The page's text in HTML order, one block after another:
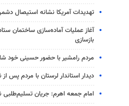
تهدیدات آمریکا نشانه استیصال
آغاز عملیات آماده‌سازی ساختمان
بازسازی
مردم رامشیر با حضور حسینی خود
دیدار استاندار لرستان با مردم پس
امام جمعه اهرم: جریان تسلیم‌طلبی